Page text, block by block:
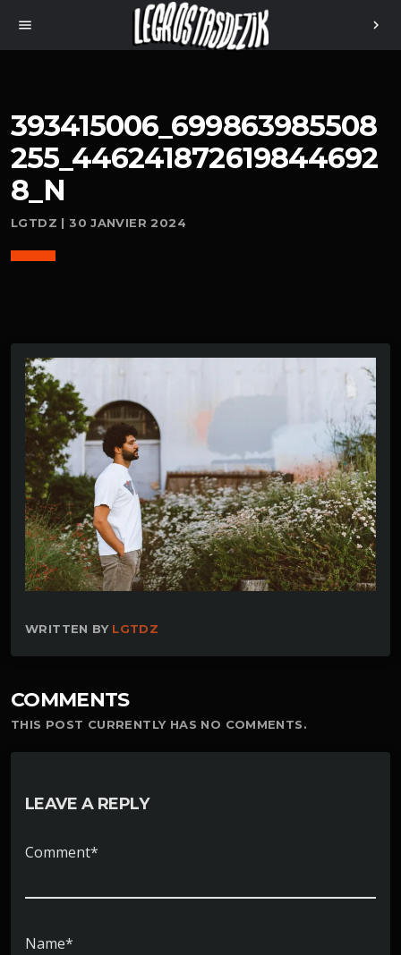
menu chevron_right
393415006_699863985508
255_446241872619844692
8_N
LGTDZ | 30 JANVIER 2024
WRITTEN BY LGTDZ
COMMENTS
THIS POST CURRENTLY HAS NO COMMENTS.
LEAVE A REPLY
Comment*
Name*